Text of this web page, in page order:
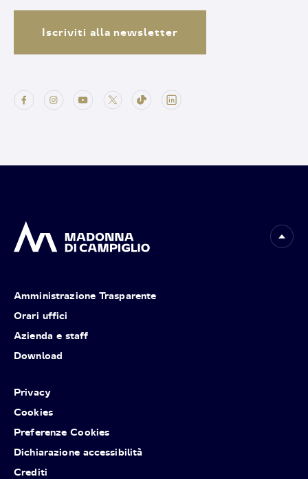
Iscriviti alla newsletter
Amministrazione Trasparente
Orari uffici
Azienda e staff
Download
Privacy
Cookies
Preferenze Cookies
Dichiarazione accessibilità
Crediti